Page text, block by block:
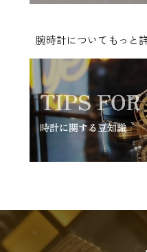
腕時計についてもっと